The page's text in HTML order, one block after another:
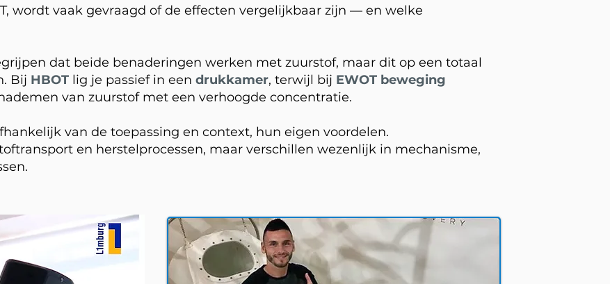
wordt vaak gevraagd of de effecten vergelijkbaar zijn — en welke
dat beide benaderingen werken met zuurstof, maar dit op een totaal
Bij HBOT lig je passief in een drukkamer, terwijl bij EWOT beweging
van zuurstof met een verhoogde concentratie.
van de toepassing en context, hun eigen voordelen.
en herstelprocessen, maar verschillen wezenlijk in mechanisme,